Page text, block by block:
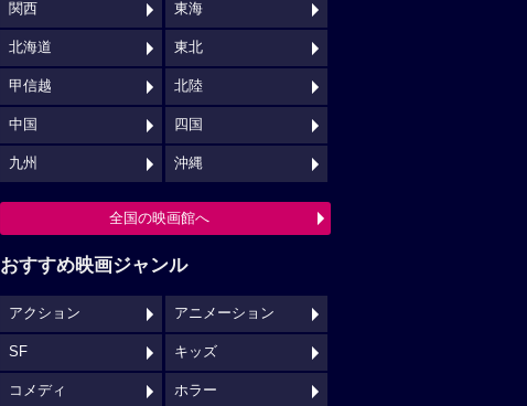
関西 東海
北海道 東北
甲信越 北陸
中国 四国
九州 沖縄
全国の映画館へ
おすすめ映画ジャンル
アクション アニメーション
SF キッズ
コメディ ホラー